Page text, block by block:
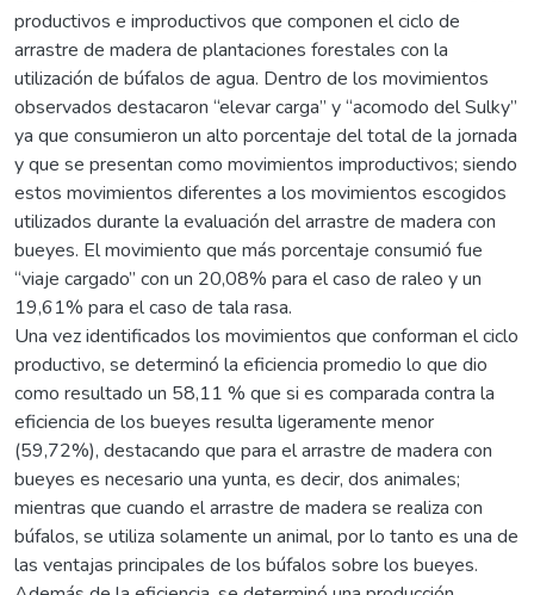
productivos e improductivos que componen el ciclo de
arrastre de madera de plantaciones forestales con la
utilización de búfalos de agua. Dentro de los movimientos
observados destacaron “elevar carga” y “acomodo del Sulky”
ya que consumieron un alto porcentaje del total de la jornada
y que se presentan como movimientos improductivos; siendo
estos movimientos diferentes a los movimientos escogidos
utilizados durante la evaluación del arrastre de madera con
bueyes. El movimiento que más porcentaje consumió fue
“viaje cargado” con un 20,08% para el caso de raleo y un
19,61% para el caso de tala rasa.
Una vez identificados los movimientos que conforman el ciclo
productivo, se determinó la eficiencia promedio lo que dio
como resultado un 58,11 % que si es comparada contra la
eficiencia de los bueyes resulta ligeramente menor
(59,72%), destacando que para el arrastre de madera con
bueyes es necesario una yunta, es decir, dos animales;
mientras que cuando el arrastre de madera se realiza con
búfalos, se utiliza solamente un animal, por lo tanto es una de
las ventajas principales de los búfalos sobre los bueyes.